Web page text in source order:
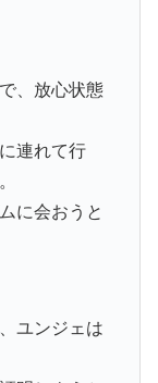
、放心状態
連れて行
に会おうと
ユンジェは